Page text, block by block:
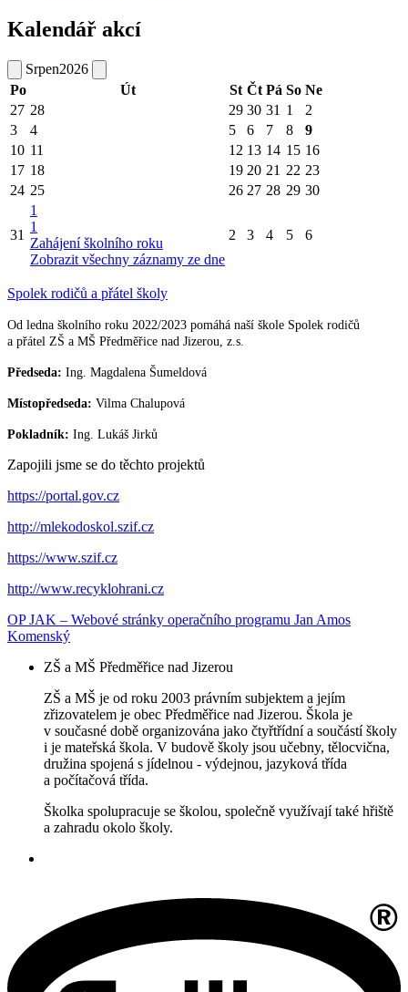
Kalendář akcí
Srpen2026
Po
Út St Čt Pá So Ne
27 28 29 30 31 1
2
3
4 5 6 7 8
9
10 11 12 13 14 15 16
17 18 19 20 21 22 23
24 25 26 27 28 29 30
31
1
1
Zahájení školního roku
Zobrazit všechny záznamy ze dne
2 3 4 5 6
Spolek rodičů a přátel školy
Od ledna školního roku 2022/2023 pomáhá naší škole Spolek rodičů
a přátel ZŠ a MŠ Předměřice nad Jizerou, z.s.
Předseda: Ing. Magdalena Šumeldová
Místopředseda: Vilma Chalupová
Pokladník: Ing. Lukáš Jirků
Zapojili jsme se do těchto projektů
https://portal.gov.cz
http://mlekodoskol.szif.cz
https://www.szif.cz
http://www.recyklohrani.cz
OP JAK – Webové stránky operačního programu Jan Amos
Komenský
ZŠ a MŠ Předměřice nad Jizerou
ZŠ a MŠ je od roku 2003 právním subjektem a jejím
zřizovatelem je obec Předměřice nad Jizerou. Škola je
v současné době organizována jako čtyřtřídní a součástí školy
i je mateřská škola. V budově školy jsou učebny, tělocvična,
družina spojená s jídelnou - výdejnou, jazyková třída
a počítačová třída.
Školka spolupracuje se školou, společně využívají také hřiště
a zahradu okolo školy.